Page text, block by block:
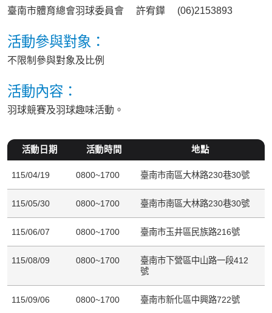
臺南市體育總會羽球委員會 許宥鏵 (06)2153893
活動參與對象：
不限制參與對象及比例
活動內容：
羽球競賽及羽球趣味活動。
活動日期 活動時間 地點
115/04/19 0800~1700 臺南市南區大林路230巷30號
115/05/30 0800~1700 臺南市南區大林路230巷30號
115/06/07 0800~1700 臺南市玉井區民族路216號
115/08/09 0800~1700
臺南市下營區中山路一段412
號
115/09/06 0800~1700 臺南市新化區中興路722號